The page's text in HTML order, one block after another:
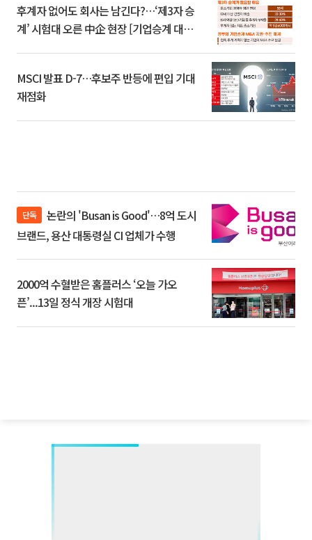
후계자 없어도 회사는 남긴다?…‘제3자 승
계’ 시험대 오른 中企 현장 [기업승계 대전
MSCI 발표 D-7…후보주 반등에 편입 기대
재점화
단독
브랜드, 용산 대통령실 CI 업체가 수행
2000억 수혈받은 홈플러스 ‘오늘 가오
픈’...13일 정식 개장 시험대